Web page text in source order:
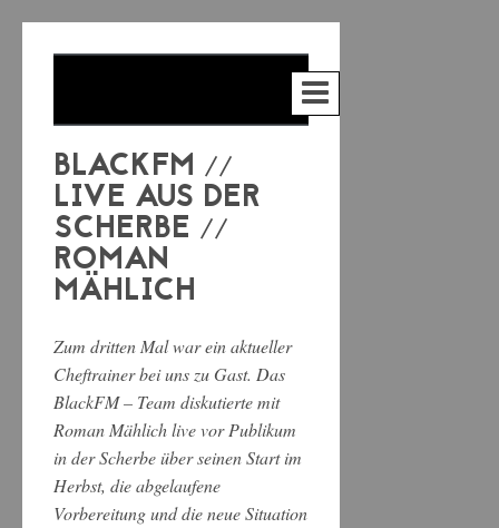
BLACKFM //
LIVE AUS DER
SCHERBE //
ROMAN
MÄHLICH
Zum dritten Mal war ein aktueller
Cheftrainer bei uns zu Gast. Das
BlackFM – Team diskutierte mit
Roman Mählich live vor Publikum
in der Scherbe über seinen Start im
Herbst, die abgelaufene
Vorbereitung und die neue Situation